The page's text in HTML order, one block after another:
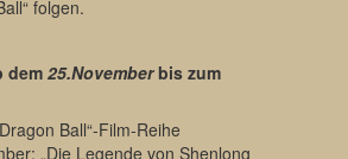
folgen.
dem 25.Novemberbis zum
Ball“-Film-Reihe
„Die Legende von Shenlong